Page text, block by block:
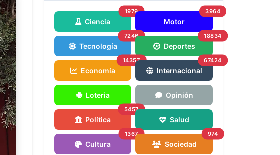
Ciencia
1979
Motor
3964
Tecnología
7246
Deportes
18834
Economía
14357
Internacional
67424
Loteria Opinión
Política
5457
Salud
Cultura
1367
Sociedad
974